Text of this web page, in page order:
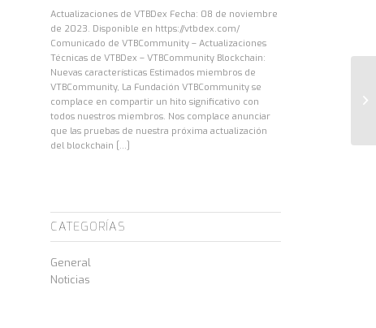
Actualizaciones de VTBDex Fecha: 08 de noviembre
de 2023. Disponible en https://vtbdex.com/
Comunicado de VTBCommunity – Actualizaciones
Técnicas de VTBDex – VTBCommunity Blockchain:
Nuevas características Estimados miembros de
VTBCommunity, La Fundación VTBCommunity se
complace en compartir un hito significativo con
todos nuestros miembros. Nos complace anunciar
que las pruebas de nuestra próxima actualización
del blockchain […]
CATEGORÍAS
General
Noticias